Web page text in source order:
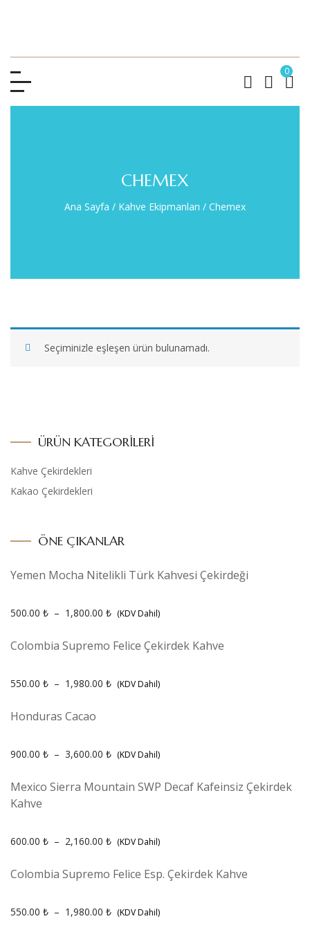
0
CHEMEX
Ana Sayfa / Kahve Ekipmanları / Chemex
ÜRÜN KATEGORILERI
Kahve Çekirdekleri
Kakao Çekirdekleri
ÖNE ÇIKANLAR
Yemen Mocha Nitelikli Türk Kahvesi Çekirdeği
500.00 ₺ – 1,800.00 ₺ (KDV Dahil)
Colombia Supremo Felice Çekirdek Kahve
550.00 ₺ – 1,980.00 ₺ (KDV Dahil)
Honduras Cacao
900.00 ₺ – 3,600.00 ₺ (KDV Dahil)
Mexico Sierra Mountain SWP Decaf Kafeinsiz Çekirdek
Kahve
600.00 ₺ – 2,160.00 ₺ (KDV Dahil)
Colombia Supremo Felice Esp. Çekirdek Kahve
550.00 ₺ – 1,980.00 ₺ (KDV Dahil)
Seçiminizle eşleşen ürün bulunamadı.